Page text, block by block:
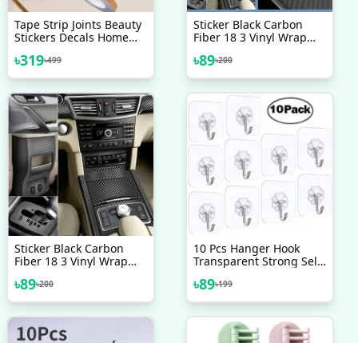
Tape Strip Joints Beauty
Stickers Decals Home
Self-Adhesive Stickers
Waterproof Tile Wall Tile
৳319৳499
Sticker Black Carbon
Fiber 18 3 Vinyl Wrap
DIY Decor Bike
Motorcycle Car Stickers
৳89৳200
Sticker Black Carbon
Fiber 18 3 Vinyl Wrap
DIY Decor Bike
Motorcycle Car Stickers
৳89৳200
10 Pcs Hanger Hook
Transparent Strong Self
Hangers Hooks Suction
Heavy Load Rack Cup
৳89৳199